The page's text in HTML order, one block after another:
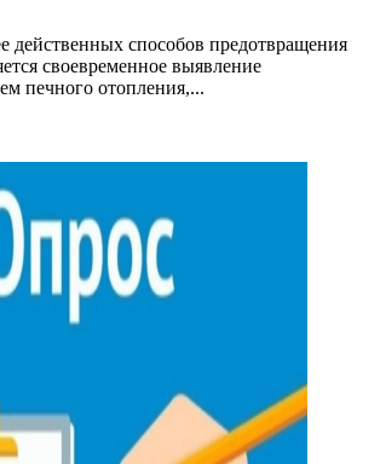
действенных способов предотвращения
своевременное выявление
печного отопления,...